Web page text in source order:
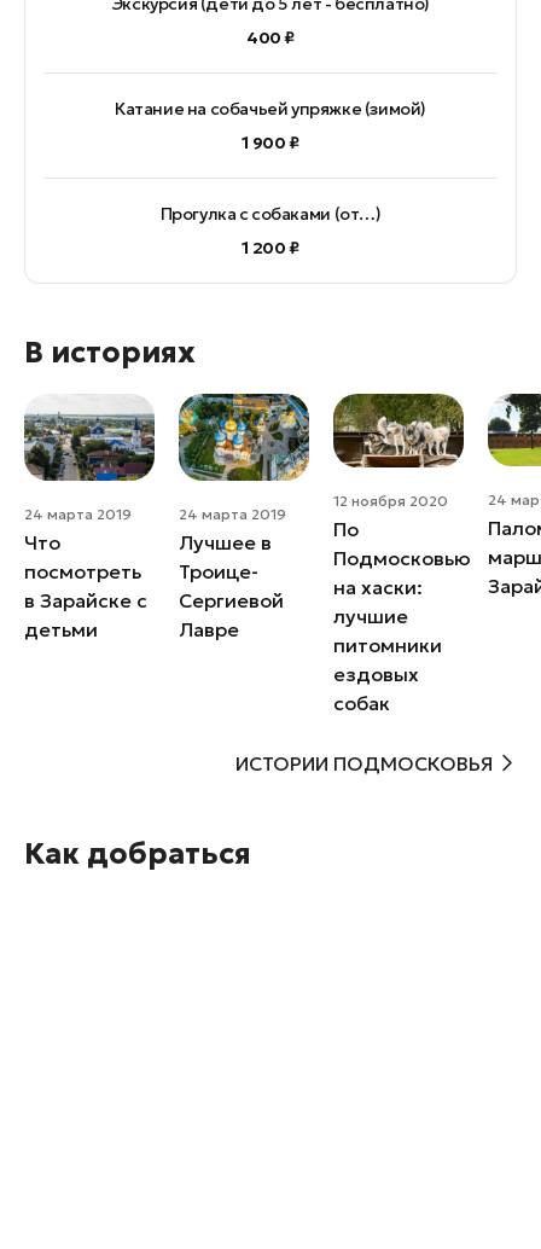
400 ₽
Катание на собачьей упряжке (зимой)
1 900 ₽
Прогулка с собаками (от…)
1 200 ₽
В историях
ИСТОРИИ ПОДМОСКОВЬЯ
24 марта 2019
Что
посмотреть
в Зарайске с
детьми
24 марта 2019
Лучшее в
Троице-
Сергиевой
Лавре
12 ноября 2020
По
Подмосковью
на хаски:
лучшие
питомники
ездовых
собак
24
Как добраться